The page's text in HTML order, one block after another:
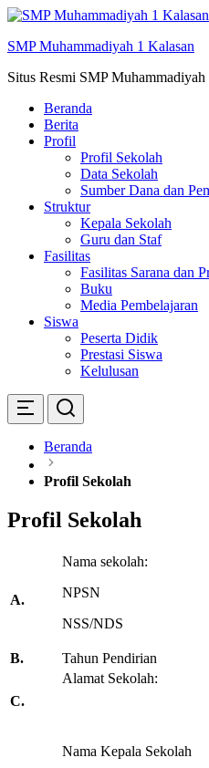
Skip
konten
SMP Muhammadiyah 1 Kalasan
Situs Resmi SMP Muhammadiyah
Beranda
Berita
Profil
Profil Sekolah
Data Sekolah
Sumber Dana dan
Struktur
Kepala Sekolah
Guru dan Staf
Fasilitas
Fasilitas Sarana dan
Buku
Media Pembelajaran
Siswa
Peserta Didik
Prestasi Siswa
Kelulusan
Beranda
Profil Sekolah
Profil Sekolah
A.
Nama sekolah:
NPSN
NSS/NDS
B. Tahun Pendirian
C.
Alamat Sekolah:
Nama Kepala Sekolah